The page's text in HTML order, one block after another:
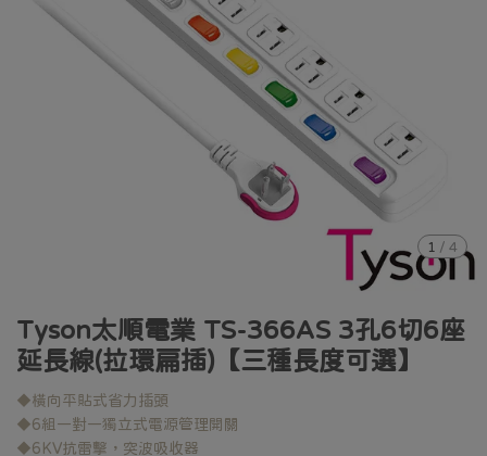
1 / 4
Tyson太順電業 TS-366AS 3孔6切6座
延長線(拉環扁插)【三種長度可選】
◆橫向平貼式省力插頭
◆6組一對一獨立式電源管理開關
◆6KV抗雷擊，突波吸收器